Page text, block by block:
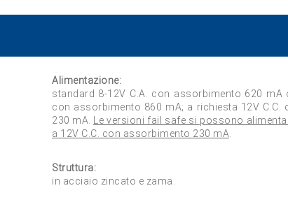
Alimentazione:
standard 8-12V C.A. con assorbimento 620 mA
con assorbimento 860 mA; a richiesta 12V C.C.
230 mA.
Le versioni fail safe si possono
a 12V C.C. con assorbimento 230 mA
Struttura:
in acciaio zincato e zama.